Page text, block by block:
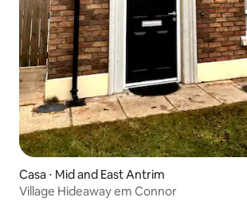
Casa ⋅ Mid and East Antrim
Village Hideaway em Connor